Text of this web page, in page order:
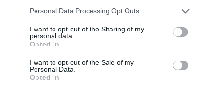
Personal Data Processing Opt Outs
I want to opt-out of the Sharing of my
personal data.
Opted In
I want to opt-out of the Sale of my
Personal Data.
Opted In